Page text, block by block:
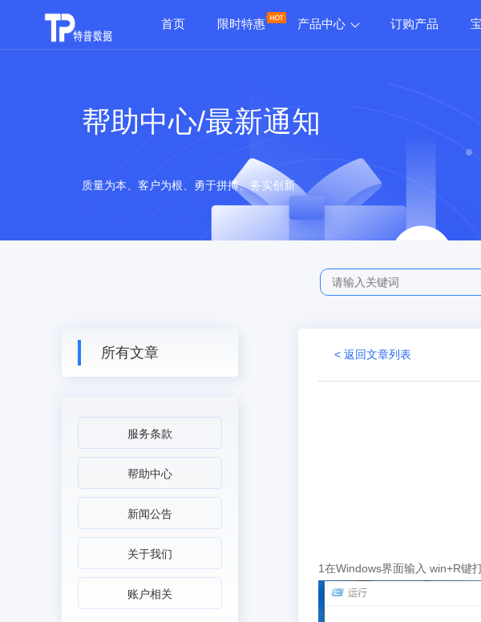
首页 限时特惠 产品中心 订购产品
帮助中心/最新通知
质量为本、客户为根、勇于拼搏、务实创新
所有文章
服务条款
帮助中心
新闻公告
关于我们
账户相关
< 返回文章列表
1在Windows界面输入 win+R键